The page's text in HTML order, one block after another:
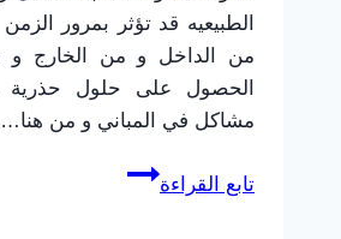
الطبيعيه قد تؤثر بمرور
من الداخل و من الخارج و
الحصول على حلول
مشاكل في المباني و من هنا…
تابع القراءة
ترميمات